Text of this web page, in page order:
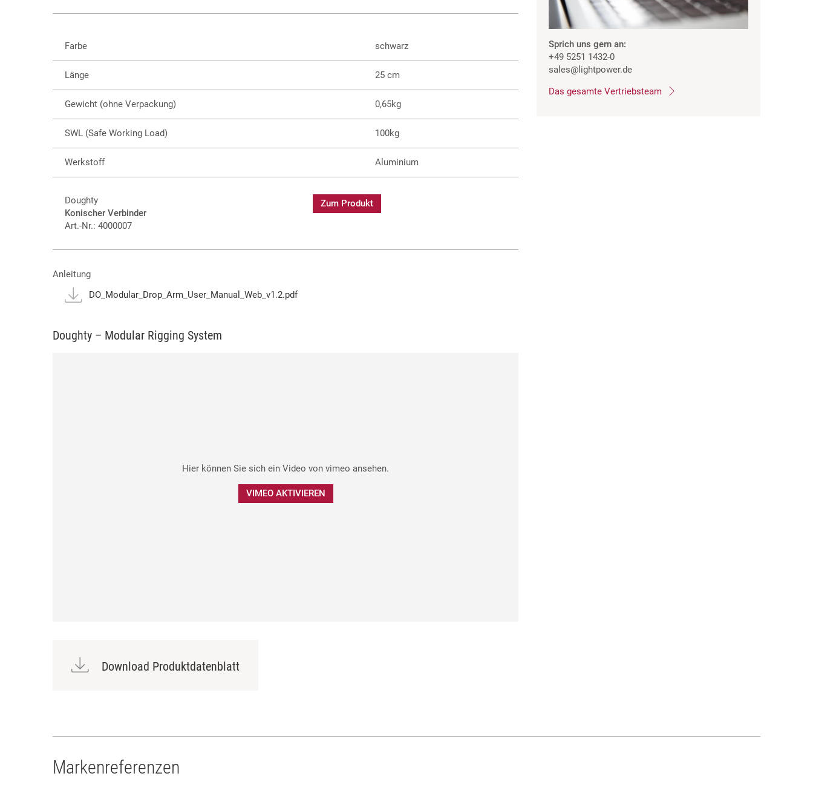
Farbe schwarz
Länge 25 cm
Gewicht (ohne Verpackung) 0,65kg
SWL (Safe Working Load) 100kg
Werkstoff Aluminium
Doughty
Konischer Verbinder
Art.-Nr.: 4000007
Zum Produkt
Anleitung
DO_Modular_Drop_Arm_User_Manual_Web_v1.2.pdf
Doughty – Modular Rigging System
Hier können Sie sich ein Video von vimeo ansehen.
VIMEO AKTIVIEREN
Download Produktdatenblatt
Sprich uns gern an:
+49 5251 1432-0
sales@lightpower.de
Das gesamte Vertriebsteam
Markenreferenzen